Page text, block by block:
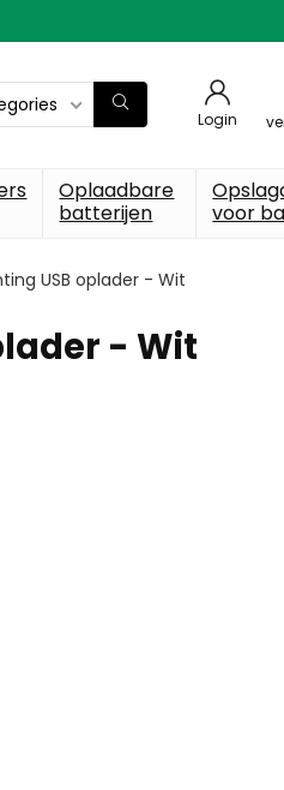
Login
Oplaadbare
batterijen
voor
USB oplader - Wit
- Wit